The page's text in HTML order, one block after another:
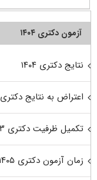
آزمون دکتری ۱۴۰۴
نتایج دکتری ۱۴۰۴
اعتراض به نتایج دکتری ۱۴۰۴
تکمیل ظرفیت دکتری ۱۴۰۳
زمان آزمون دکتری ۱۴۰۵